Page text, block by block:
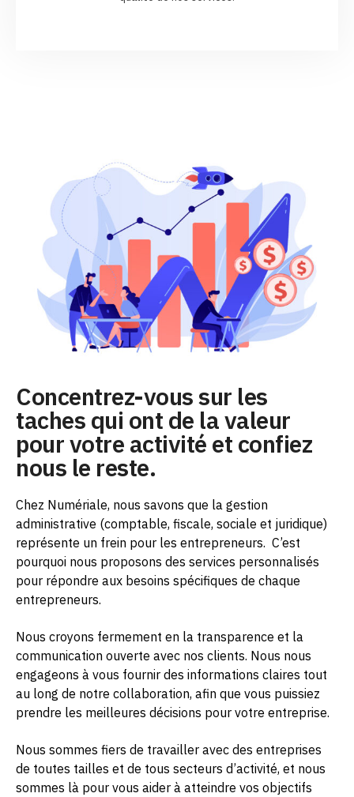
Concentrez-vous sur les
taches qui ont de la valeur
pour votre activité et confiez
nous le reste.
Chez Numériale, nous savons que la gestion
administrative (comptable, fiscale, sociale et juridique)
représente un frein pour les entrepreneurs. C’est
pourquoi nous proposons des services personnalisés
pour répondre aux besoins spécifiques de chaque
entrepreneurs.
Nous croyons fermement en la transparence et la
communication ouverte avec nos clients. Nous nous
engageons à vous fournir des informations claires tout
au long de notre collaboration, afin que vous puissiez
prendre les meilleures décisions pour votre entreprise.
Nous sommes fiers de travailler avec des entreprises
de toutes tailles et de tous secteurs d’activité, et nous
sommes là pour vous aider à atteindre vos objectifs